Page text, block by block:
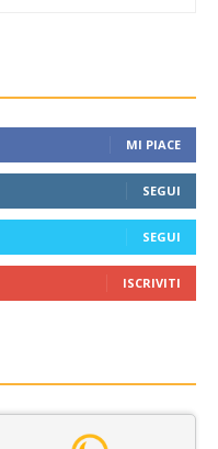
MI PIACE
SEGUI
SEGUI
ISCRIVITI